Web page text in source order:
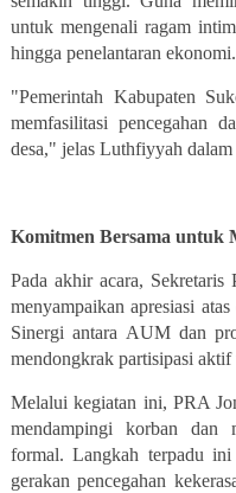
untuk mengenali ragam
hingga penelantaran ekonomi.
"Pemerintah Kabupaten
memfasilitasi pencegahan
desa," jelas Luthfiyyah dalam
Komitmen Bersama untuk
Pada akhir acara,
menyampaikan apresiasi
Sinergi antara AUM dan
mendongkrak partisipasi aktif
Melalui kegiatan ini, PRA
mendampingi korban dan
formal. Langkah terpadu ini
gerakanpencegahan